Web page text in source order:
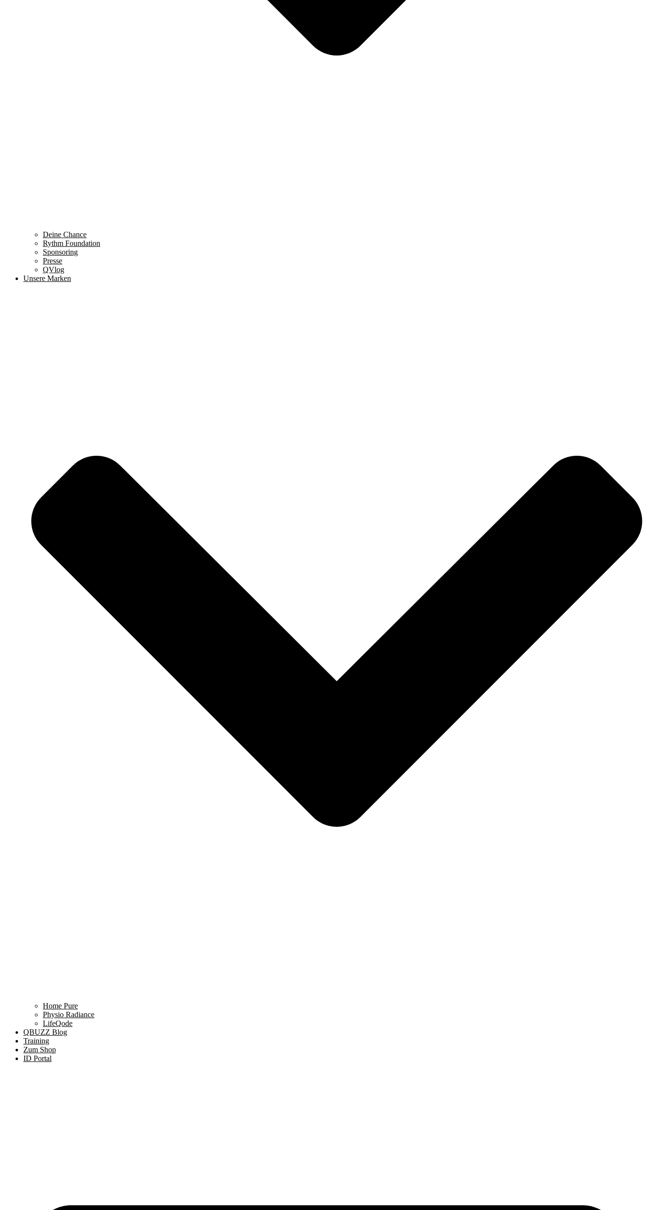
Deine Chance
Rythm Foundation
Sponsoring
Presse
QVlog
Unsere Marken
Home Pure
Physio Radiance
LifeQode
QBUZZ Blog
Training
Zum Shop
ID Portal